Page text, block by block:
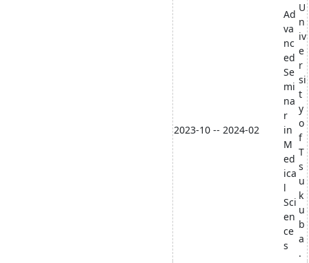
2023-10 -- 2024-02
Ad
va
nc
ed
Se
mi
na
r
in
M
ed
ica
l
Sci
en
ce
s
U
n
iv
e
r
si
t
y
o
f
T
s
u
k
u
b
a
.